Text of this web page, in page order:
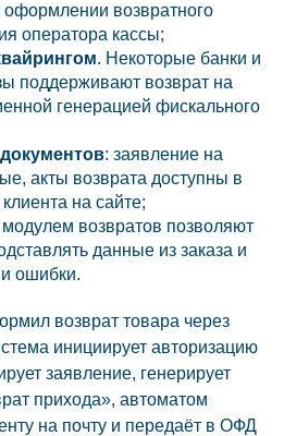
оформлении возвратного
оператора кассы;
. Некоторые банки и
поддерживают возврат на
генерацией фискального
: заявление на
акты возврата доступны в
на сайте;
модулем возвратов позволяют
данные из заказа и
ошибки.
возврат товара через
инициирует авторизацию
заявление, генерирует
прихода», автоматом
на почту и передаёт в ОФД